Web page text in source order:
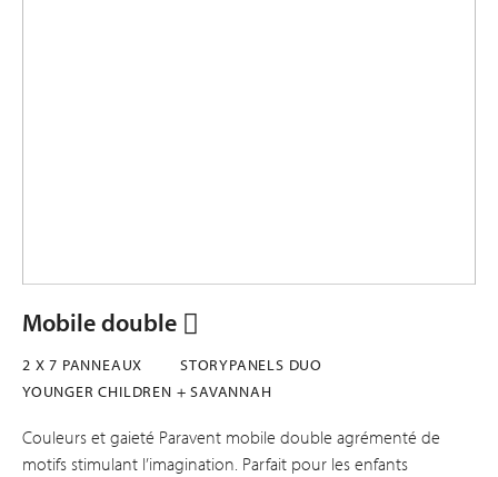
Mobile double
2 X 7 PANNEAUX
STORYPANELS DUO
YOUNGER CHILDREN + SAVANNAH
Couleurs et gaieté Paravent mobile double agrémenté de
motifs stimulant l’imagination. Parfait pour les enfants